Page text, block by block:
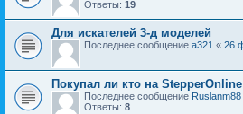
Ответы: 19
Для искателей 3-д моделей
Последнее сообщение a321 « 26
Покупал ли кто на StepperOnline
Последнее сообщение Ruslanm88
Ответы: 8